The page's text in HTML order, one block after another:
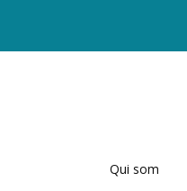
Qui som